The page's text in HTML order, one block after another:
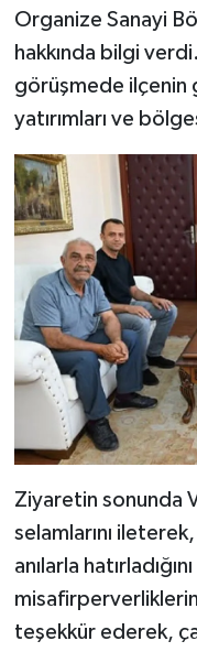
Organize Sanayi
hakkında bilgi
görüşmede ilçenin
yatırımları ve
Ziyaretin sonunda
selamlarını
anılarla
teşekkür ederek,